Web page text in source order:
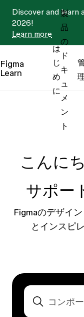
Discover and learn
2026!
Learn more
Figma
Learn
は
じ
め
に
製
品
の
ド
キ
ュ
メ
ン
ト
こんに
サポー
Figmaのデザイ
とインスピ